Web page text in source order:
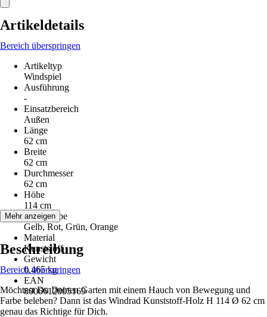
Artikeldetails
Bereich überspringen
Artikeltyp
Windspiel
Ausführung
-
Einsatzbereich
Außen
Länge
62 cm
Breite
62 cm
Durchmesser
62 cm
Höhe
114 cm
Grundfarbe
Gelb, Rot, Grün, Orange
Material
Kunststoff
Gewicht
0,465 kg
EAN
8006612005169
Mehr anzeigen
Beschreibung
Bereich überspringen
Möchtest Du Deinen Garten mit einem Hauch von Bewegung und
Farbe beleben? Dann ist das Windrad Kunststoff-Holz H 114 Ø 62 cm
genau das Richtige für Dich.